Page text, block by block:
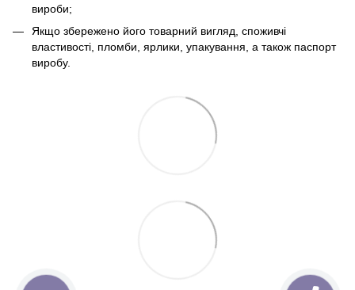
вироби;
Якщо збережено його товарний вигляд, споживчі
властивості, пломби, ярлики, упакування, а також паспорт
виробу.